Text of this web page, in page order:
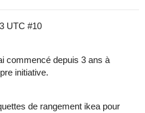
UTC #10
commencé depuis 3 ans à
initiative.
de rangement ikea pour